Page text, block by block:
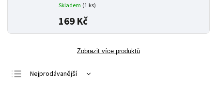
Skladem (1 ks)
169 Kč
Zobrazit více produktů
Nejprodávanější